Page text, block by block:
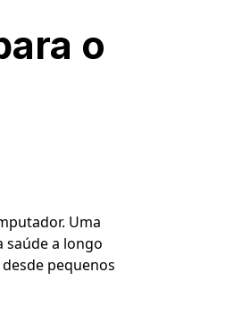
o
Uma
saúde a longo
pequenos